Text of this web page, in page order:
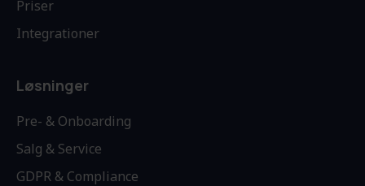
Priser
Integrationer
Løsninger
Pre- & Onboarding
Salg & Service
GDPR & Compliance